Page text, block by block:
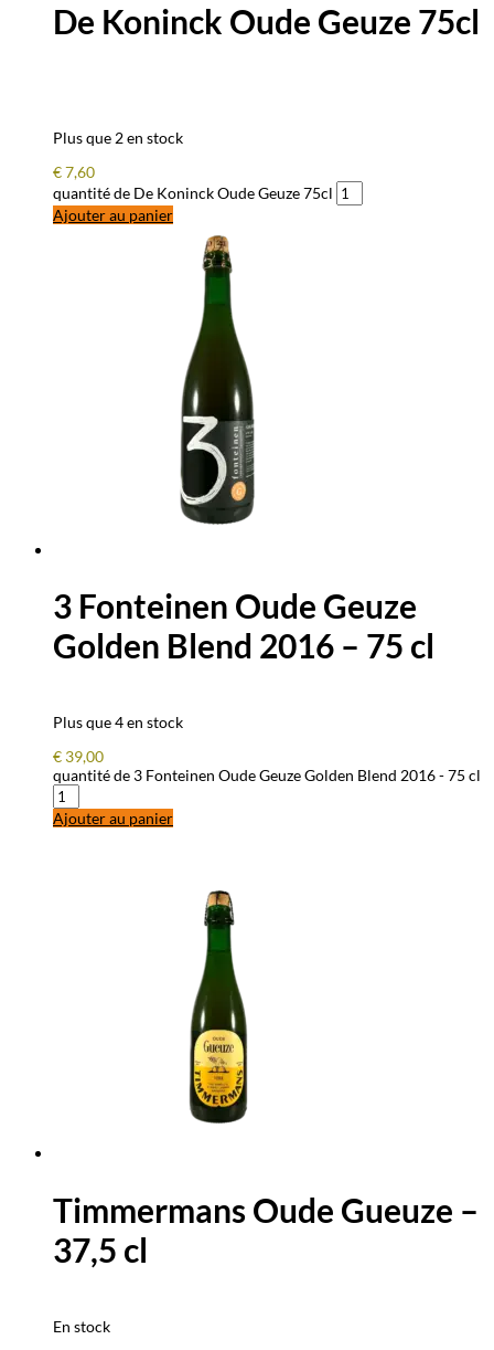
De Koninck Oude Geuze 75cl
Plus que 2 en stock
€7,60
quantité de De Koninck Oude Geuze 75cl
Ajouter au panier
3 Fonteinen Oude Geuze
Golden Blend 2016 – 75 cl
Plus que 4 en stock
€ 39,00
quantité de 3 Fonteinen Oude Geuze Golden Blend 2016 - 75 cl
Ajouter au panier
Timmermans Oude Gueuze –
37,5 cl
En stock